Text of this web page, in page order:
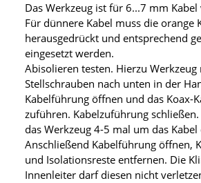
Das Werkzeug ist für 6...7 mm
Für dünnere Kabel muss die orange
herausgedrückt und entsprechend
eingesetzt werden.
Abisolieren testen. Hierzu Werkzeug
Stellschrauben nach unten in der
Kabelführung öffnen und das Koax-
zuführen. Kabelzuführung
das Werkzeug 4-5 mal um das Kabel
Anschließend Kabelführung öffnen,
und Isolationsreste entfernen. Die
Innenleiter darf diesen nicht